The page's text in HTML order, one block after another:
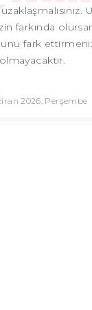
farkında
fark
olmayacaktır.
2026, Perşembe